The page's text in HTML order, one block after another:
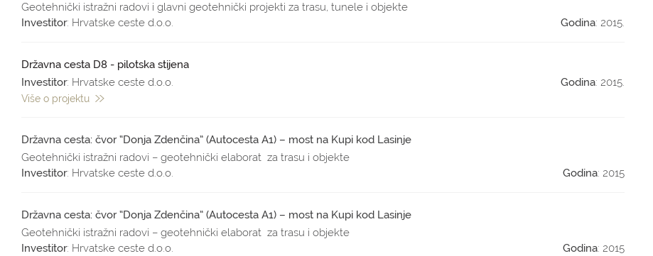
Geotehnički istražni radovi i glavni geotehnički projekti za trasu, tunele i objekte
Investitor: Hrvatske ceste d.o.o. Godina: 2015.
Državna cesta D8 - pilotska stijena
Investitor: Hrvatske ceste d.o.o. Godina: 2015.
Više o projektu
Državna cesta: čvor “Donja Zdenčina” (Autocesta A1) – most na Kupi kod Lasinje
Geotehnički istražni radovi – geotehnički elaborat za trasu i objekte
Investitor: Hrvatske ceste d.o.o. Godina: 2015
Državna cesta: čvor “Donja Zdenčina” (Autocesta A1) – most na Kupi kod Lasinje
Geotehnički istražni radovi – geotehnički elaborat za trasu i objekte
Investitor: Hrvatske ceste d.o.o. Godina: 2015